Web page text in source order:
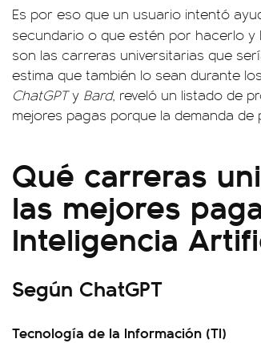
Es por eso que un usuario intentó
secundario o que estén por hacerlo y
son las carreras universitarias que
estima que también lo sean durante
ChatGPTy Bard, reveló un listado de
mejores pagas porque la demanda
Qué carreras
las mejores
Inteligencia
Según ChatGPT
Tecnología de la Información (TI)